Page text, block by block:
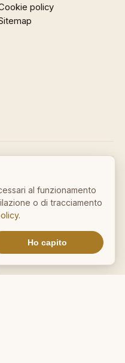
policy
RicetteCucina.biz
al funzionamento
o di tracciamento
.
Ho capito